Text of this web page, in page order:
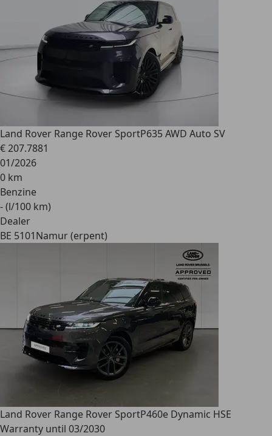
Land Rover Range Rover SportP635 AWD Auto SV
€ 207.7881
01/2026
0 km
Benzine
- (l/100 km)
Dealer
BE 5101Namur (erpent)
Land Rover Range Rover SportP460e Dynamic HSE
Warranty until 03/2030